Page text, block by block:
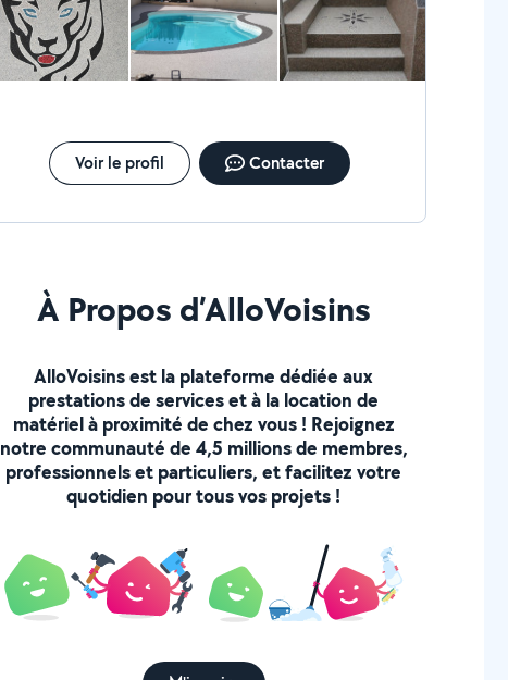
Voir le profil Contacter
À Propos d’AlloVoisins
AlloVoisins est la plateforme dédiée aux
prestations de services et à la location de
matériel à proximité de chez vous ! Rejoignez
notre communauté de 4,5 millions de membres,
professionnels et particuliers, et facilitez votre
quotidien pour tous vos projets !